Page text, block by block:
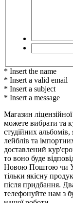
* Insert the name
* Insert a valid email
* Insert a subject
* Insert a message
Магазин
можете вибрати та
студійних
лейблів та
доставлений
то воно буде
Новою Поштою чи
тільки якісну
після придбання.
телефонуйте нам з